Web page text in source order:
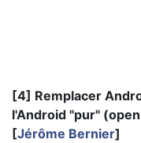
[4] Remplacer
l'Android "pur"
[Jérôme Bernier]